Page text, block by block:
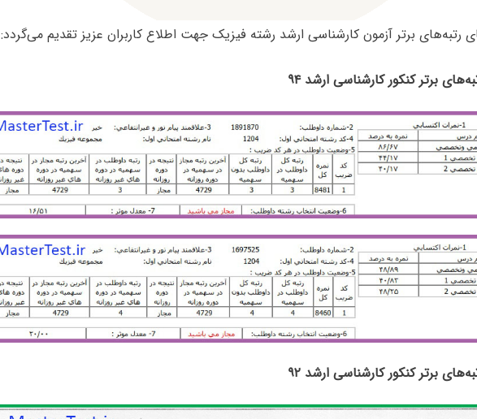
رتبه‌های برتر آزمون کارشناسی ارشد رشته فیزیک جهت اطلاع کاربران عزیز تقدیم می‌گردد:
برتر کنکور کارشناسی ارشد ۹۴
برتر کنکور کارشناسی ارشد ۹۲